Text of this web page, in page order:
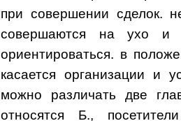
при совершении сделок.
совершаются на ухо и
ориентироваться. в
касается организации и
можно различать две
относятся Б.,